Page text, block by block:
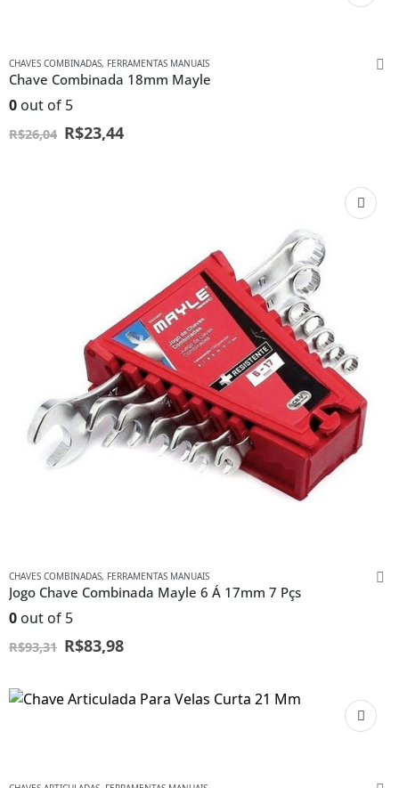
CHAVES COMBINADAS, FERRAMENTAS MANUAIS
Chave Combinada 18mm Mayle
0 out of 5
R$26,04 R$23,44
CHAVES COMBINADAS, FERRAMENTAS MANUAIS
Jogo Chave Combinada Mayle 6 Á 17mm 7 Pçs
0 out of 5
R$93,31 R$83,98